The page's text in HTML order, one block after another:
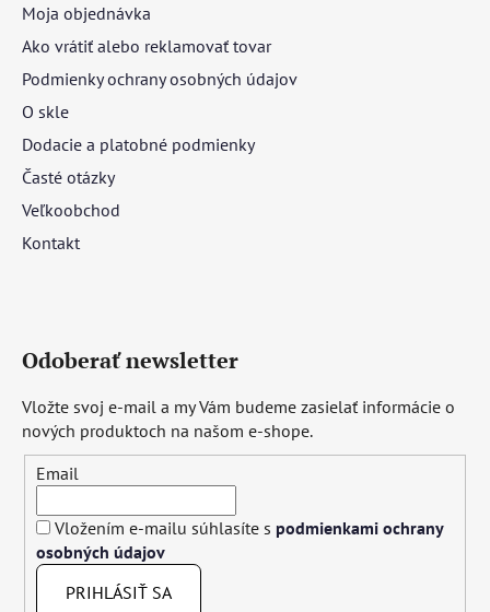
Moja objednávka
Ako vrátiť alebo reklamovať tovar
Podmienky ochrany osobných údajov
O skle
Dodacie a platobné podmienky
Časté otázky
Veľkoobchod
Kontakt
Odoberať newsletter
Vložte svoj e-mail a my Vám budeme zasielať informácie o
nových produktoch na našom e-shope.
Email
Vložením e-mailu súhlasíte s podmienkami ochrany
osobných údajov
PRIHLÁSIŤ SA